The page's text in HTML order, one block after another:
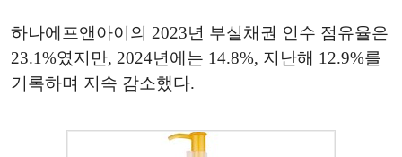
하나에프앤아이의 2023년 부실채권 인수 점유율은
23.1%였지만, 2024년에는 14.8%, 지난해 12.9%를
기록하며 지속 감소했다.